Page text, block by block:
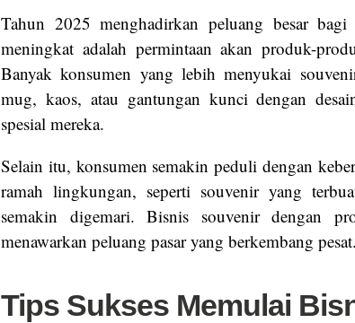
Tahun 2025 menghadirkan peluang besar
meningkat adalah permintaan akan produk-
Banyak konsumen yang lebih menyukai
mug, kaos, atau gantungan kunci dengan
spesial mereka.
Selain itu, konsumen semakin peduli dengan
ramah lingkungan, seperti souvenir yang
semakin digemari. Bisnis souvenir dengan
menawarkan peluang pasar yang berkembang pesat.
Tips Sukses Memulai